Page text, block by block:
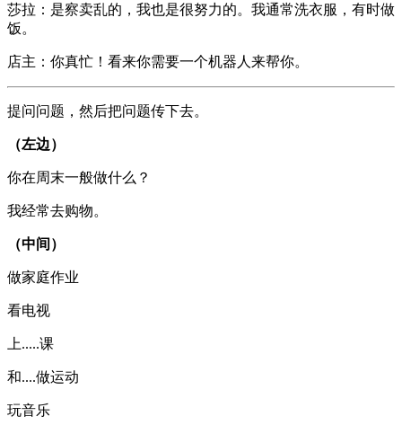
莎拉：是察卖乱的，我也是很努力的。我通常洗衣服，有时做
饭。
店主：你真忙！看来你需要一个机器人来帮你。
提问问题，然后把问题传下去。
（左边）
你在周末一般做什么？
我经常去购物。
（中间）
做家庭作业
看电视
上.....课
和....做运动
玩音乐